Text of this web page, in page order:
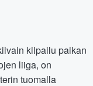
kilpailu paikan
liiga, on
tuomalla